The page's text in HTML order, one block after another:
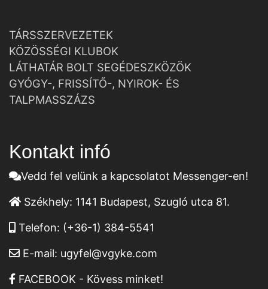
TÁRSSZERVEZETEK
KÖZÖSSÉGI KLUBOK
LÁTHATÁR BOLT SEGÉDESZKÖZÖK
GYÓGY-, FRISSÍTŐ-, NYIROK- ÉS
TALPMASSZÁZS
Kontakt infó
Vedd fel velünk a kapcsolatot Messenger-en!
Székhely: 1141 Budapest, Szugló utca 81.
Telefon: (+36-1) 384-5541
E-mail: ugyfel@vgyke.com
FACEBOOK - Kövess minket!